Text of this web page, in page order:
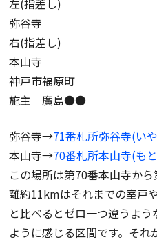
左(指差し)
弥谷寺
右(指差し)
本山寺
神戸市福原町
施主 廣島●●
弥谷寺→71番札所弥谷寺(い
本山寺→70番札所本山寺(も
この場所は第70番本山寺か
離約11kmはそれまでの室戸
と比べるとゼロ一つ違うよ
ように感じる区間です。そ